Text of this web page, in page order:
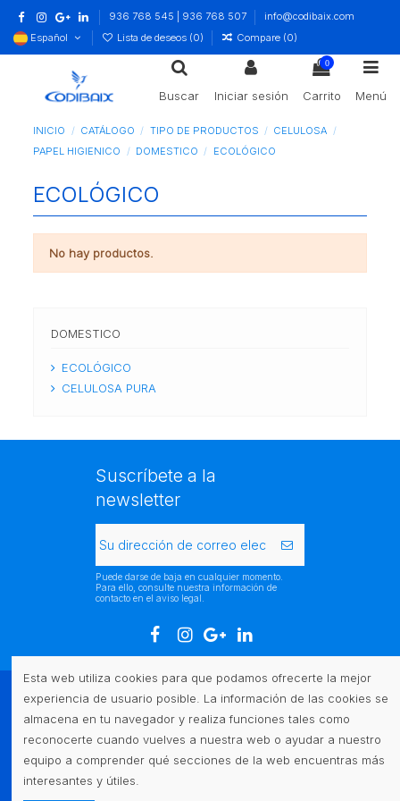
936 768 545 | 936 768 507
info@codibaix.com
Español
Lista de deseos (0) Compare (0)
Buscar Iniciar sesión
0
Carrito Menú
INICIO CATÁLOGO TIPO DE PRODUCTOS
CELULOSA
PAPEL HIGIENICO
DOMESTICO ECOLÓGICO
ECOLÓGICO
No hay productos.
DOMESTICO
ECOLÓGICO
CELULOSA PURA
Suscríbete a la
newsletter
Puede darse de baja en cualquier momento.
Para ello, consulte nuestra información de
contacto en el aviso legal.
Atención al cliente
Esta web utiliza cookies para que podamos ofrecerte la mejor
experiencia de usuario posible. La información de las cookies se
almacena en tu navegador y realiza funciones tales como
reconocerte cuando vuelves a nuestra web o ayudar a nuestro
equipo a comprender qué secciones de la web encuentras más
interesantes y útiles.